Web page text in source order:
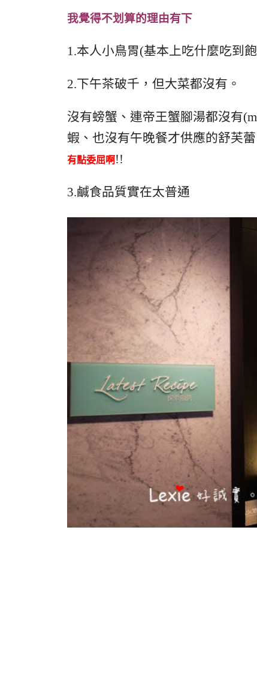
我覺得不划算的理由有下
1.本人小鳥胃(基本上吃什麼吃到
2.下午茶破千，但大菜都沒有。
沒有螃蟹、連帝王蟹腳湯都沒有
蝦、也沒有午晚餐才供應的舒芙
有點委屈啊!!
3.鹹食品質實在太普通